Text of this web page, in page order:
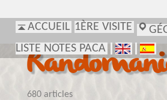
ACCUEIL 1ÈRE VISITE
LISTE NOTES PACA
680 articles